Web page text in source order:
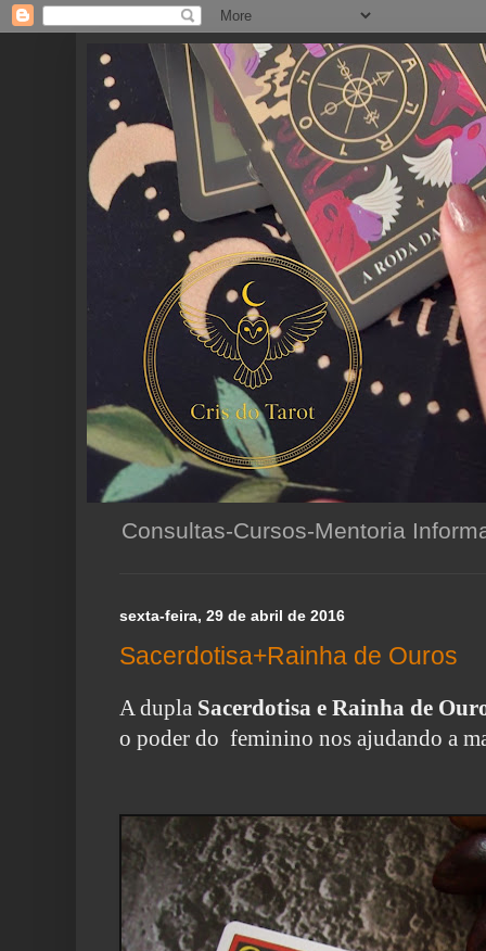
Consultas-Cursos-Mentoria
sexta-feira, 29 de abril de 2016
Sacerdotisa+Rainha de Ouros
A dupla Sacerdotisa e Rainha de
o poder do feminino nos ajudando a